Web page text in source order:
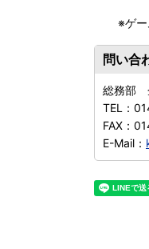
※ゲー
問い合
総務部
TEL：
FAX：
E-Mail：